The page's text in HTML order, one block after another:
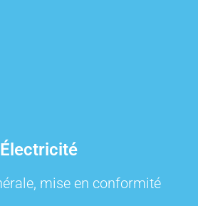
Électricité
mise en conformité